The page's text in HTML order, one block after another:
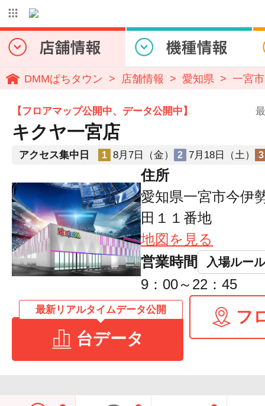
DMMぱちタウン 店舗情報 愛知県 一宮市
【フロアマップ公開中、データ公開中】
キクヤ一宮店
アクセス集中日 1 8月7日（金） 2 7月18日（土） 3
住所
愛知県一宮市今伊
田１１番地
地図を見る
営業時間
入場ルール
9：00～22：45
最新リアルタイムデータ公開
台データ
フ